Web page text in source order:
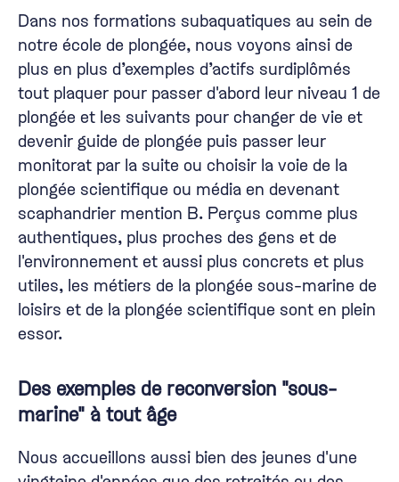
Dans nos formations subaquatiques au sein de
notre école de plongée, nous voyons ainsi de
plus en plus d’exemples d’actifs surdiplômés
tout plaquer pour passer d'abord leur niveau 1 de
plongée et les suivants pourchanger de vie et
devenir guide de plongée puis passer leur
monitorat par la suite ou choisir la voie de la
plongée scientifique ou média en devenant
scaphandrier mention B. Perçus comme plus
authentiques, plus proches des gens et de
l'environnement et aussi plus concrets et plus
utiles, les métiers de la plongée sous-marine de
loisirs et de la plongée scientifique sont en plein
essor.
Des exemples de reconversion "sous-
marine" à tout âge
Nous accueillons aussi bien des jeunes d'une